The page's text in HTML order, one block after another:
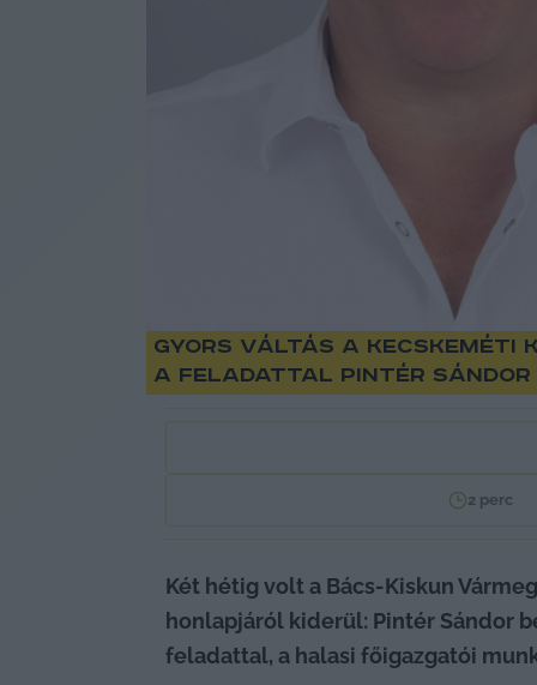
Gyors váltás a kecskeméti
a feladattal Pintér Sándor
2perc
Két hétig volt a Bács-Kiskun
honlapjáról kiderül: Pintér Sándor
feladattal, a halasi főigazgatói